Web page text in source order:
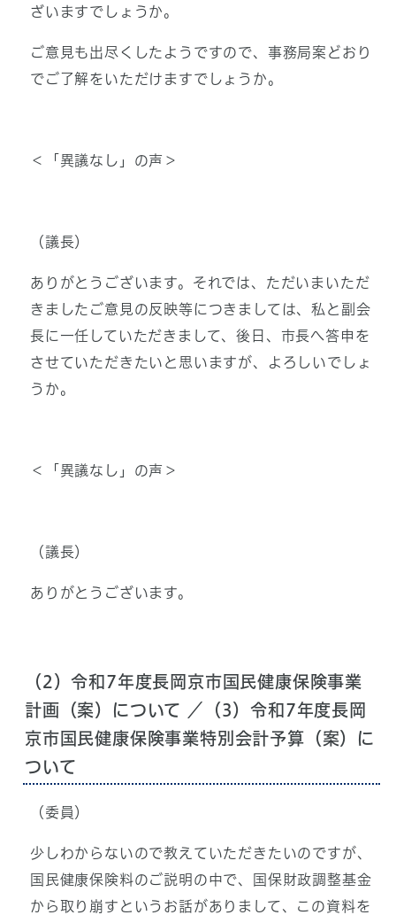
ざいますでしょうか。
ご意見も出尽くしたようですので、事務局案どおり
でご了解をいただけますでしょうか。
＜「異議なし」の声＞
（議長）
ありがとうございます。それでは、ただいまいただ
きましたご意見の反映等につきましては、私と副会
長に一任していただきまして、後日、市長へ答申を
させていただきたいと思いますが、よろしいでしょ
うか。
＜「異議なし」の声＞
（議長）
ありがとうございます。
（2）令和7年度長岡京市国民健康保険事業
計画（案）について ／（3）令和7年度長岡
京市国民健康保険事業特別会計予算（案）に
ついて
（委員）
少しわからないので教えていただきたいのですが、
国民健康保険料のご説明の中で、国保財政調整基金
から取り崩すというお話がありまして、この資料を